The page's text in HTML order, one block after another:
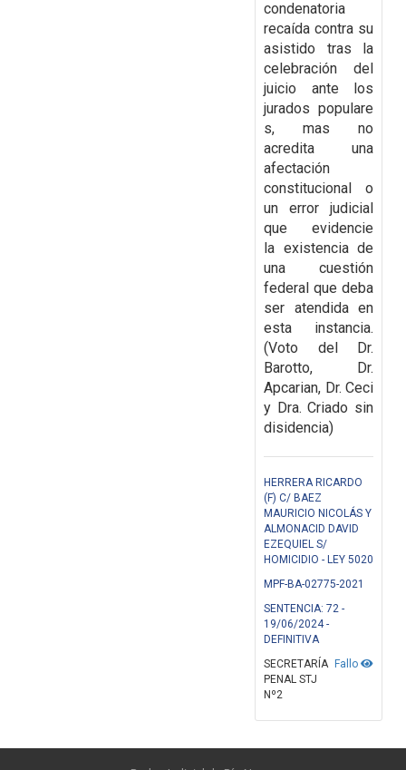
condenatoria
recaída contra su
asistido tras la
celebración del
juicio ante los
jurados populare
s, mas no
acredita una
afectación
constitucional o
un error judicial
que evidencie
la existencia de
una cuestión
federal que deba
ser atendida en
esta instancia.
(Voto del Dr.
Barotto, Dr.
Apcarian, Dr. Ceci
y Dra. Criado sin
disidencia)
HERRERA RICARDO
(F) C/ BAEZ
MAURICIO NICOLÁS Y
ALMONACID DAVID
EZEQUIEL S/
HOMICIDIO - LEY 5020
MPF-BA-02775-2021
SENTENCIA: 72 -
19/06/2024 -
DEFINITIVA
Fallo
SECRETARÍA
PENAL STJ
Nº2